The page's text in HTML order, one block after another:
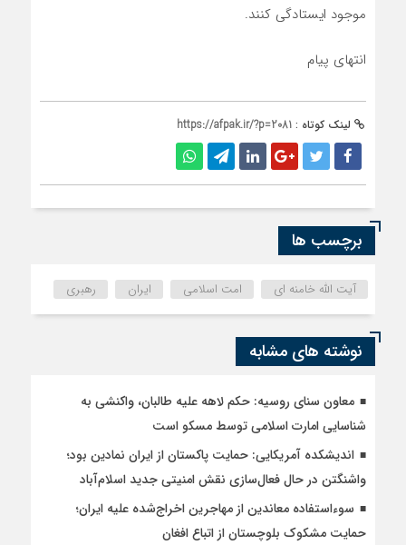
موجود ایستادگی کنند.
انتهای پیام
لینک کوتاه : https://afpak.ir/?p=2081
برچسب ها
آیت الله خامنه ای امت اسلامی ایران رهبری
نوشته های مشابه
معاون سنای روسیه: حکم لاهه علیه طالبان، واکنشی به
شناسایی امارت اسلامی توسط مسکو است
اندیشکده آمریکایی: حمایت پاکستان از ایران نمادین بود؛
واشنگتن در حال فعال‌سازی نقش امنیتی جدید اسلام‌آباد
سوءاستفاده معاندین از مهاجرین اخراج‌شده علیه ایران؛
حمایت مشکوک بلوچستان از اتباع افغان